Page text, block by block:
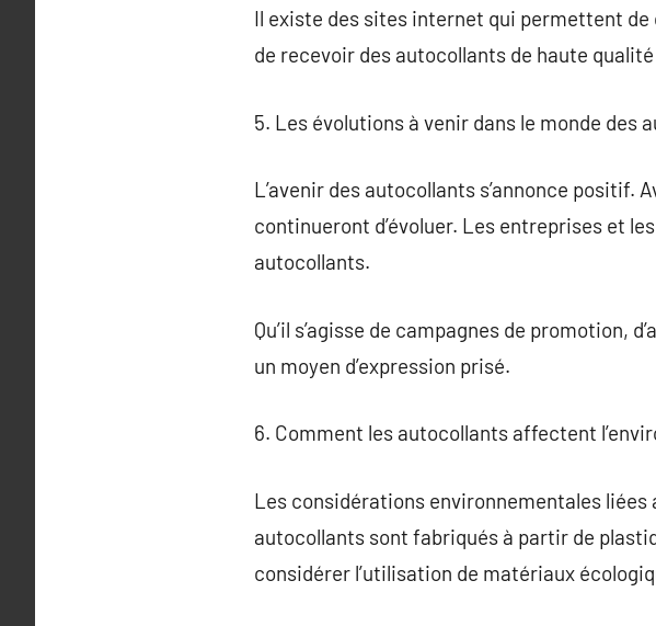
Il existe des sites internet qui permettent
de recevoir des autocollants de haute
5. Les évolutions à venir dans le monde des
L’avenir des autocollants s’annonce positif.
continueront d’évoluer. Les entreprises et
autocollants.
Qu’il s’agisse de campagnes de promotion,
un moyen d’expression prisé.
6. Comment les autocollants affectent
Les considérations environnementales
autocollants sont fabriqués à partir de
considérer l’utilisation de matériaux